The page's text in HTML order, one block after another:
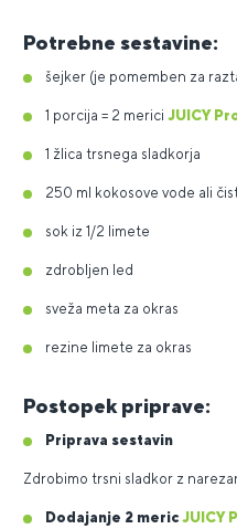
Potrebne sestavine:
šejker (je pomemben za
1 porcija = 2 merici JUICY
1 žlica trsnega sladkorja
250 ml kokosove vode ali
sok iz 1/2 limete
zdrobljen led
sveža meta za okras
rezine limete za okras
Postopek priprave:
Priprava sestavin
Zdrobimo trsni sladkor z
Dodajanje 2 meric JUICY